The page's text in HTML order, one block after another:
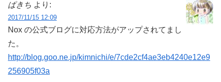
ぱきち より:
2017/11/15 12:09
Nox の公式ブログに対応方法がアップされてまし
た。
http://blog.goo.ne.jp/kimnichi/e/7cde2cf4ae3eb4240e12e9
256905f03a